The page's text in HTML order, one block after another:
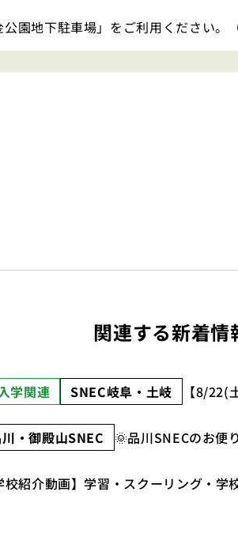
園地下駐車場」をご利用ください。
関連する新着情
学関連 SNEC岐阜・土岐 【8/22(
・御殿山SNEC 🌞品川SNECのお便
校紹介動画】学習・スクーリング・学